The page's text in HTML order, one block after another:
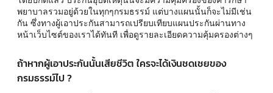
พยาบาลรวมอยู่ด้วยในทุกๆกรมธรรม์ แต่บางแผนนั้นก็จะไม่มีเช่น
กัน ซึ่งทางผู้เอาประกันสามารถเปรียบเทียบแผนประกันผ่านทาง
หน้าเว็บไซต์ของเราได้ทันที เพื่อดูรายละเอียดความคุ้มครองต่างๆ
ถ้าหากผู้เอาประกันนั้นเสียชีวิต ใครจะได้เงินชดเชยของ
กรมธรรม์ไป ?